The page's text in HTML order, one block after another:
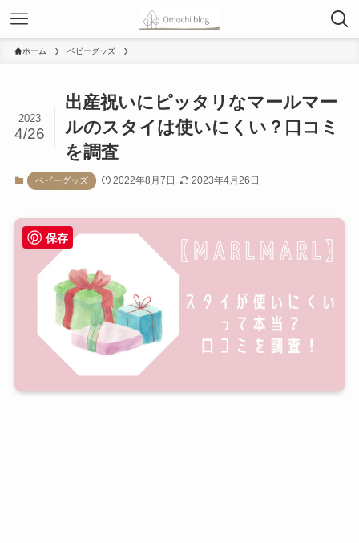
ホーム ベビーグッズ
出産祝いにピッタリなマールマー
ルのスタイは使いにくい？口コミ
を調査
2023
4/26
ベビーグッズ 2022年8月7日 2023年4月26日
保存